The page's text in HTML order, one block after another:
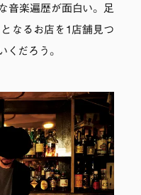
音楽遍歴が面白い。足
なるお店を1店舗見つ
くだろう。